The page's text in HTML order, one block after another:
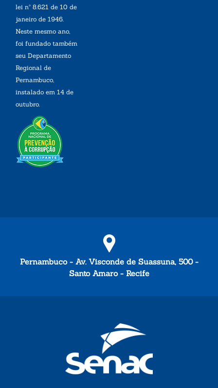
lei nº 8.621 de 10 de
janeiro de 1946.
Neste mesmo ano,
foi fundado também
seu Departamento
Regional de
Pernambuco,
instalado em 14 de
outubro.
Pernambuco - Av. Visconde de Suassuna, 500 -
Santo Amaro - Recife